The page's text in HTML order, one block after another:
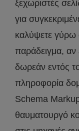
ξεχωριστές
για
καλύψετε γύρω
παράδειγμα, αν
δωρεάν εντός
πληροφορία
Schema
θαυματουργό